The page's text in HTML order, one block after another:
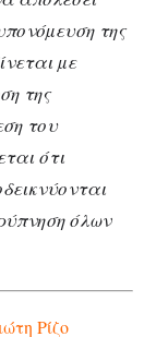
της
µε
της
του
ότι
όλων
Ρίζο